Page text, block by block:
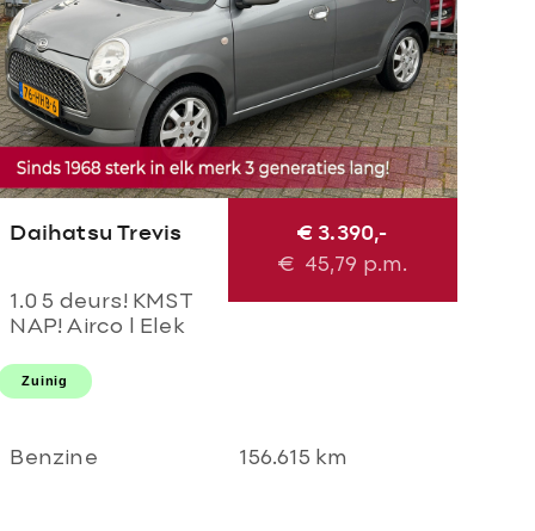
Daihatsu Trevis
1.0 5 deurs! KMST
NAP! Airco l Elek
Centraal l Parrot!
TOPSTAAT l 2
ODNERHOUDEN!
€ 3.390,-
€ 45,79 p.m.
Zuinig
Benzine 156.615 km